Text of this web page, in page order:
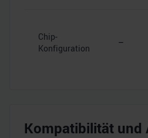
Chip-
Konfiguration
–
Kompatibilität und